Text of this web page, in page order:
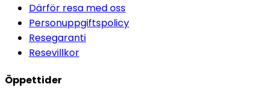
Därför resa med oss
Personuppgiftspolicy
Resegaranti
Resevillkor
Öppettider